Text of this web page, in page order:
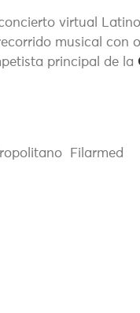
virtual
musical con
principal de la
Filarmed